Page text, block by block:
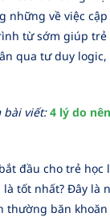
những về việc
từ sớm giúp
qua tư duy logic,
bài viết: 4 lý do
đầu cho trẻ học
tốt nhất? Đây là
thường băn